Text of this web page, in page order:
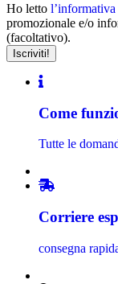
Ho letto
promozionale e/o
(facoltativo).
Come
Tutte le
Corriere
consegna